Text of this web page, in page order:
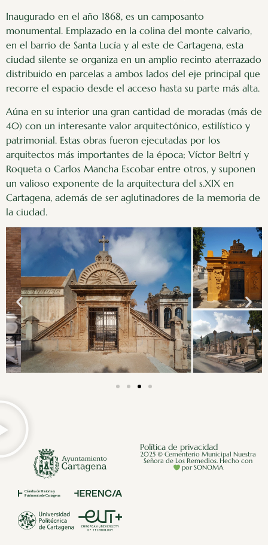
Inaugurado en el año 1868, es un camposanto
monumental. Emplazado en la colina del monte calvario,
en el barrio de Santa Lucía y al este de Cartagena, esta
ciudad silente se organiza en un amplio recinto aterrazado
distribuido en parcelas a ambos lados del eje principal que
recorre el espacio desde el acceso hasta su parte más alta.
Aúna en su interior una gran cantidad de moradas (más de
40) con un interesante valor arquitectónico, estilístico y
patrimonial. Estas obras fueron ejecutadas por los
arquitectos más importantes de la época; Víctor Beltrí y
Roqueta o Carlos Mancha Escobar entre otros, y suponen
un valioso exponente de la arquitectura del s.XIX en
Cartagena, además de ser aglutinadores de la memoria de
la ciudad.
Política de privacidad
2025 © Cementerio Municipal Nuestra
Señora de Los Remedios. Hecho con
por SONOMA